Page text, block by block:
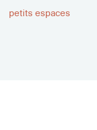
petits espaces